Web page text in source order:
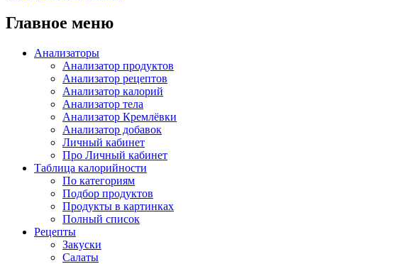
Главное меню
Анализаторы
Анализатор продуктов
Анализатор рецептов
Анализатор калорий
Анализатор тела
Анализатор Кремлёвки
Анализатор добавок
Личный кабинет
Про Личный кабинет
Таблица калорийности
По категориям
Подбор продуктов
Продукты в картинках
Полный список
Рецепты
Закуски
Салаты